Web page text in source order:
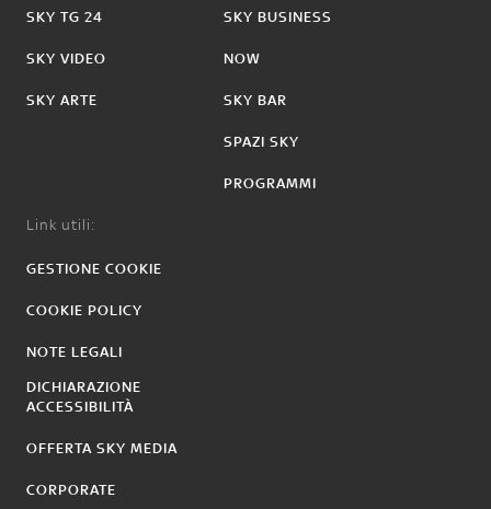
SKY TG 24
SKY VIDEO
SKY ARTE
SKY BUSINESS
NOW
SKY BAR
SPAZI SKY
PROGRAMMI
Link utili:
GESTIONE COOKIE
COOKIE POLICY
NOTE LEGALI
DICHIARAZIONE
ACCESSIBILITÀ
OFFERTA SKY MEDIA
CORPORATE